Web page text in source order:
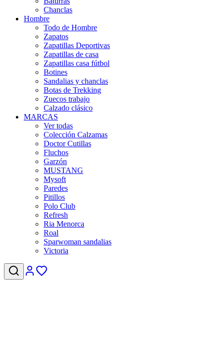
Chanclas
Hombre
Todo de Hombre
Zapatos
Zapatillas Deportivas
Zapatillas de casa
Zapatillas casa fútbol
Botines
Sandalias y chanclas
Botas de Trekking
Zuecos trabajo
Calzado clásico
MARCAS
Ver todas
Colección Calzamas
Doctor Cutillas
Fluchos
Garzón
MUSTANG
Mysoft
Paredes
Pitillos
Polo Club
Refresh
Ria Menorca
Roal
Sparwoman sandalias
Victoria